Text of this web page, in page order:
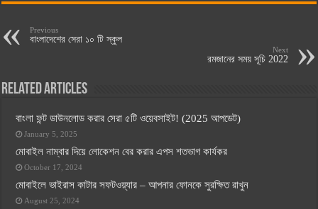
Previous
বাংলাদেশের সেরা ১০ টি স্কুল
Next
রমজানের সময় সূচি 2022
Related Articles
বাংলা ফন্ট ডাউনলোড করার সেরা ৫টি ওয়েবসাইট! (2025 আপডেট)
January 5, 2025
মোবাইল নাম্বার দিয়ে লোকেশন বের করার এপস শতভাগ কার্যকর
October 17, 2024
মোবাইলে ভাইরাস কাটার সফটওয়্যার – আপনার ফোনকে সুরক্ষিত রাখুন
August 25, 2024